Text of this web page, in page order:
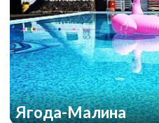
Ягода-Малина